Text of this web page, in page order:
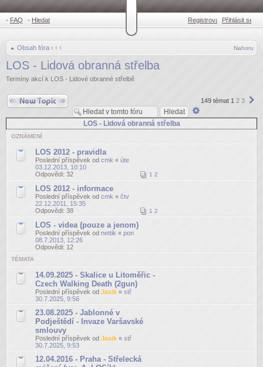
• FAQ • Hledat Registrovat •Přihlásit se
Obsah fóra ‹ ‹ ‹ Nahoru
LOS - Lidová obranná střelba
Termíny akcí k LOS - Lidové obranné střelbě
149 témat 1 2 3
Odeslat nové téma
hledání
LOS - Lidová obranná střelba
OZNÁMENÍ
LOS 2012 - pravidla
Poslední příspěvek od cmk « úte
03.12.2013, 10:10
Odpovědi: 32 1 2
LOS 2012 - informace
Poslední příspěvek od cmk « čtv
22.12.2011, 15:35
Odpovědi: 38 1 2
LOS - videa (pouze a jenom)
Poslední příspěvek od nettik « pon
08.7.2013, 12:26
Odpovědi: 12
TÉMATA
14.09.2025 - Skalice u Litoměřic -
Czech Walking Death (2gun)
Poslední příspěvek od Jasik « stř
30.7.2025, 9:56
23.08.2025 - Jablonné v
Podještědí - Invaze Varšavské
smlouvy
Poslední příspěvek od Jasik « stř
30.7.2025, 9:53
12.04.2016 - Praha - Střelecká